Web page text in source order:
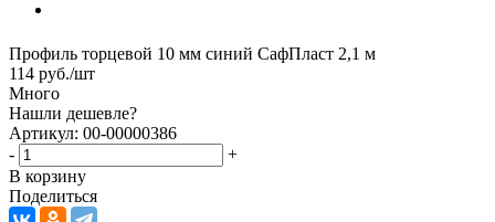
Профиль торцевой 10 мм синий СафПласт 2,1 м
114 руб./шт
Много
Нашли дешевле?
Артикул: 00-00000386
-
+
В корзину
Поделиться